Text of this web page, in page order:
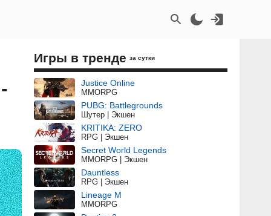
Игры в тренде за сутки
Justice Online
MMORPG
PUBG: Battlegrounds
Шутер | Экшен
KRITIKA: ZERO
RPG | Экшен
Secret World Legends
MMORPG | Экшен
Dauntless
RPG | Экшен
Lineage M
MMORPG